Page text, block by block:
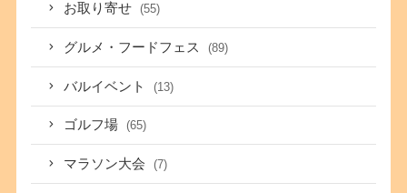
お取り寄せ (55)
グルメ・フードフェス (89)
バルイベント (13)
ゴルフ場 (65)
マラソン大会 (7)